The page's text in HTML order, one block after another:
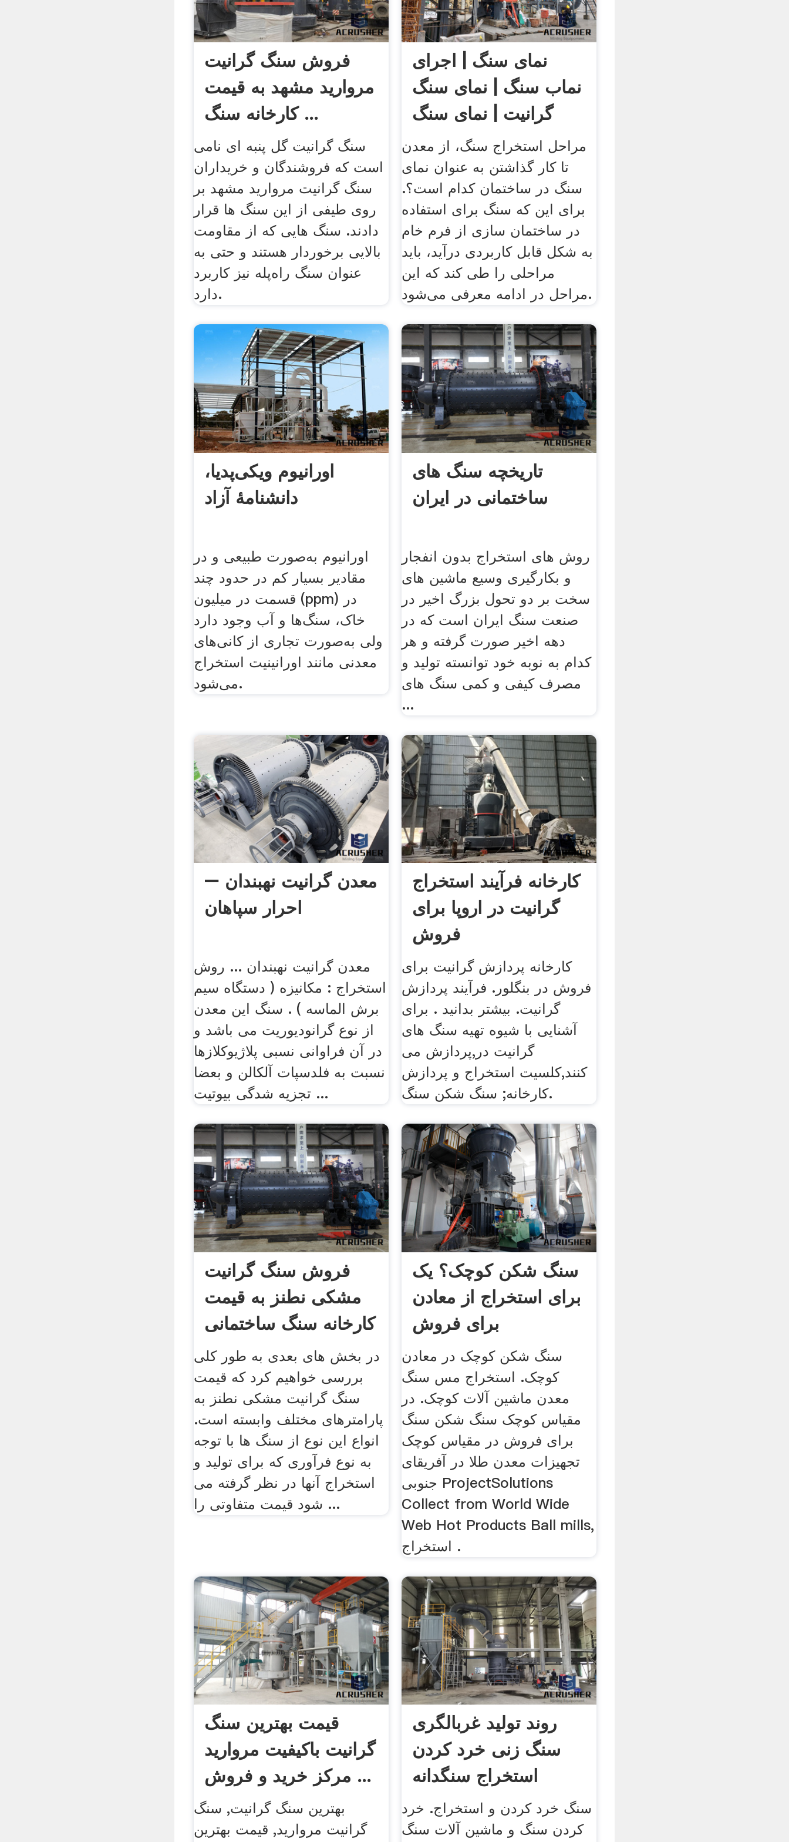
فروش سنگ گرانیت
مروارید مشهد به قیمت
کارخانه سنگ ...
سنگ گرانیت گل پنبه ای نامی
است که فروشندگان و خریداران
سنگ گرانیت مروارید مشهد بر
روی طیفی از این سنگ ها قرار
دادند. سنگ هایی که از مقاومت
بالایی برخوردار هستند و حتی به
عنوان سنگ راه‌پله نیز کاربرد
دارد.
نمای سنگ | اجرای
نماب سنگ | نمای سنگ
گرانیت | نمای سنگ
تراورتن
مراحل استخراج سنگ، از معدن
تا کار گذاشتن به عنوان نمای
سنگ در ساختمان کدام است؟.
برای این که سنگ برای استفاده
در ساختمان سازی از فرم خام
به شکل قابل کاربردی درآید، باید
مراحلی را طی کند که این
مراحل در ادامه معرفی می‌شود.
اورانیوم ویکی‌پدیا،
دانشنامهٔ آزاد
اورانیوم به‌صورت طبیعی و در
مقادیر بسیار کم در حدود چند
قسمت در میلیون (ppm) در
خاک، سنگ‌ها و آب وجود دارد
ولی به‌صورت تجاری از کانی‌های
معدنی مانند اورانینیت استخراج
می‌شود.
تاریخچه سنگ های
ساختمانی در ایران
روش های استخراج بدون انفجار
و بکارگیری وسیع ماشین های
سخت بر دو تحول بزرگ اخیر در
صنعت سنگ ایران است که در
دهه اخیر صورت گرفته و هر
کدام به نوبه خود توانسته تولید و
مصرف کیفی و کمی سنگ های
...
معدن گرانیت نهبندان –
احرار سپاهان
معدن گرانیت نهبندان ... روش
استخراج : مکانیزه ( دستگاه سیم
برش الماسه ) . سنگ این معدن
از نوع گرانودیوریت می باشد و
در آن فراوانی نسبی پلاژیوکلازها
نسبت به فلدسپات آلکالن و بعضا
تجزیه شدگی بیوتیت ...
کارخانه فرآیند استخراج
گرانیت در اروپا برای
فروش
کارخانه پردازش گرانیت برای
فروش در بنگلور. فرآیند پردازش
گرانیت. بیشتر بدانید . برای
آشنایی با شیوه تهیه سنگ های
گرانیت در,پردازش می
کنند,کلسیت استخراج و پردازش
کارخانه; سنگ شکن سنگ.
فروش سنگ گرانیت
مشکی نطنز به قیمت
کارخانه سنگ ساختمانی
...
در بخش های بعدی به طور کلی
بررسی خواهیم کرد که قیمت
سنگ گرانیت مشکی نطنز به
پارامترهای مختلف وابسته است.
انواع این نوع از سنگ ها با توجه
به نوع فرآوری که برای تولید و
استخراج آنها در نظر گرفته می
شود قیمت متفاوتی را ...
سنگ شکن کوچک؟ یک
برای استخراج از معادن
برای فروش
سنگ شکن کوچک در معادن
کوچک. استخراج مس سنگ
معدن ماشین آلات کوچک. در
مقیاس کوچک سنگ شکن سنگ
برای فروش در مقیاس کوچک
تجهیزات معدن طلا در آفریقای
جنوبی ProjectSolutions
Collect from World Wide
Web Hot Products Ball mills,
استخراج .
قیمت بهترین سنگ
گرانیت باکیفیت مروارید
مرکز خريد و فروش ...
بهترین سنگ گرانیت, سنگ
گرانیت مروارید, قیمت بهترین
روند تولید غربالگری
سنگ زنی خرد کردن
استخراج سنگدانه
سنگ خرد کردن و استخراج. خرد
کردن سنگ و ماشین آلات سنگ